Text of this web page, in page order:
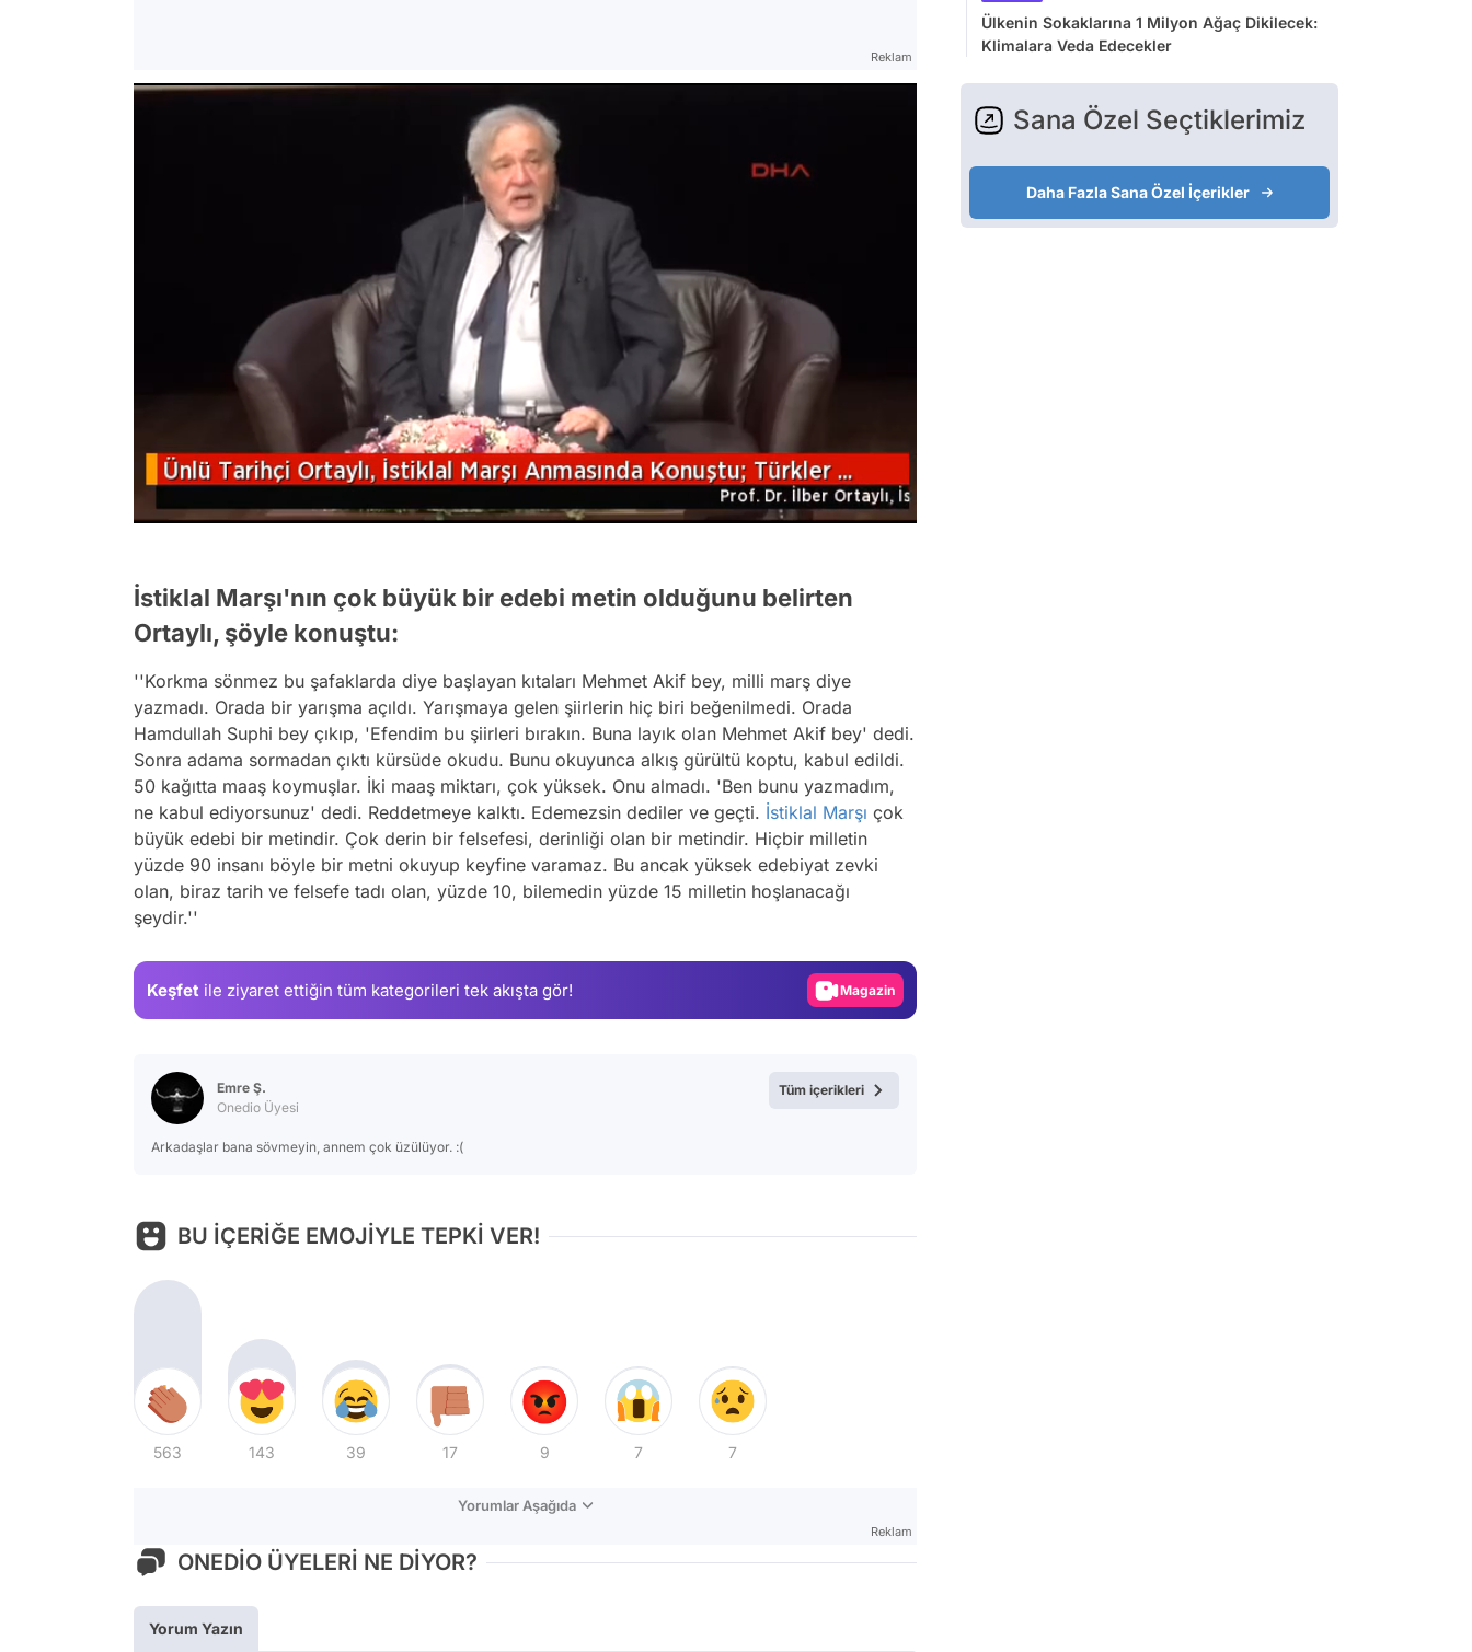
Reklam
İstiklal Marşı'nın çok büyük bir edebi metin olduğunu belirten
Ortaylı, şöyle konuştu:
''Korkma sönmez bu şafaklarda diye başlayan kıtaları Mehmet Akif bey, milli marş diye
yazmadı. Orada bir yarışma açıldı. Yarışmaya gelen şiirlerin hiç biri beğenilmedi. Orada
Hamdullah Suphi bey çıkıp, 'Efendim bu şiirleri bırakın. Buna layık olan Mehmet Akif bey' dedi.
Sonra adama sormadan çıktı kürsüde okudu. Bunu okuyunca alkış gürültü koptu, kabul edildi.
50 kağıtta maaş koymuşlar. İki maaş miktarı, çok yüksek. Onu almadı. 'Ben bunu yazmadım,
ne kabul ediyorsunuz' dedi. Reddetmeye kalktı. Edemezsin dediler ve geçti. İstiklal Marşı çok
büyük edebi bir metindir. Çok derin bir felsefesi, derinliği olan bir metindir. Hiçbir milletin
yüzde 90 insanı böyle bir metni okuyup keyfine varamaz. Bu ancak yüksek edebiyat zevki
olan, biraz tarih ve felsefe tadı olan, yüzde 10, bilemedin yüzde 15 milletin hoşlanacağı
şeydir.''
Keşfet ile ziyaret ettiğin tüm kategorileri tek akışta gör! Video
Emre Ş.
Onedio Üyesi
Arkadaşlar bana sövmeyin, annem çok üzülüyor. :(
Tüm içerikleri
BU İÇERİĞE EMOJİYLE TEPKİ VER!
563 143 39 17 9 7 7
Yorumlar Aşağıda
Reklam
ONEDİO ÜYELERİ NE DİYOR?
Yorum Yazın
Ülkenin Sokaklarına 1 Milyon Ağaç Dikilecek:
Klimalara Veda Edecekler
Sana Özel Seçtiklerimiz
Daha Fazla Sana Özel İçerikler